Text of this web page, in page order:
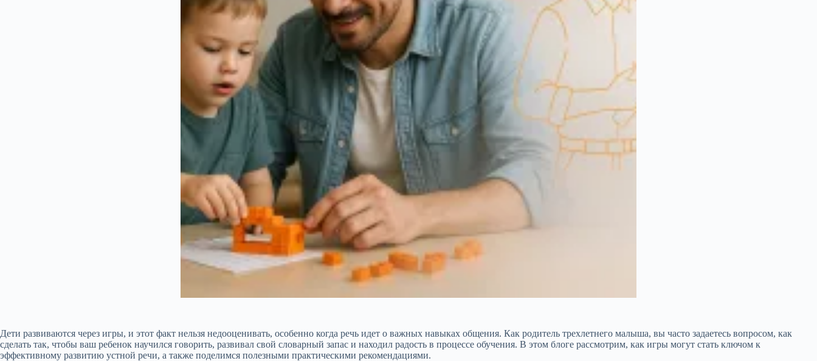
Дети развиваются через игры, и этот факт нельзя недооценивать, особенно когда речь идет о важных навыках общения. Как родитель трехлетнего малыша, вы часто задаетесь вопросом, как
сделать так, чтобы ваш ребенок научился говорить, развивал свой словарный запас и находил радость в процессе обучения. В этом блоге рассмотрим, как игры могут стать ключом к
эффективному развитию устной речи, а также поделимся полезными практическими рекомендациями.